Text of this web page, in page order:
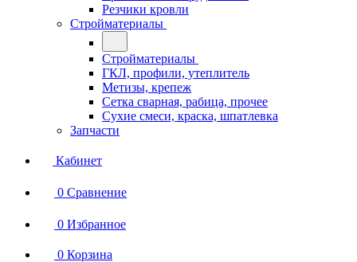
Резчики кровли
Стройматериалы
Стройматериалы
ГКЛ, профили, утеплитель
Метизы, крепеж
Сетка сварная, рабица, прочее
Сухие смеси, краска, шпатлевка
Запчасти
Кабинет
0 Сравнение
0 Избранное
0 Корзина